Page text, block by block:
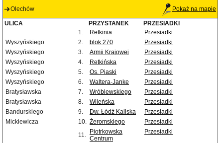
Olechów Pokaż na mapie
ULICA PRZYSTANEK
PRZESIADKI
1.
Retkinia
Przesiadki
Wyszyńskiego
2. blok 270
Przesiadki
Wyszyńskiego
3. Armii Krajowej
Przesiadki
Wyszyńskiego
4. Retkińska
Przesiadki
Wyszyńskiego
5. Os. Piaski
Przesiadki
Wyszyńskiego
6. Waltera-Janke
Przesiadki
Bratysławska
7. Wróblewskiego
Przesiadki
Bratysławska
8. Wileńska
Przesiadki
Bandurskiego
9. Dw. Łódź Kaliska
Przesiadki
Mickiewicza
10. Żeromskiego
Przesiadki
11.
Piotrkowska
Centrum
Przesiadki